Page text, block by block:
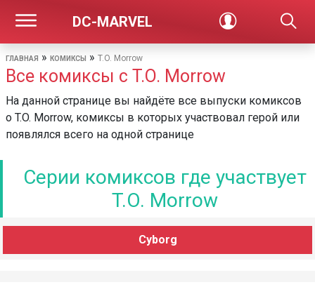
DC-MARVEL
ГЛАВНАЯ » КОМИКСЫ » T.O. Morrow
Все комиксы с T.O. Morrow
На данной странице вы найдёте все выпуски комиксов
о T.O. Morrow, комиксы в которых участвовал герой или
появлялся всего на одной странице
Серии комиксов где участвует
T.O. Morrow
Cyborg